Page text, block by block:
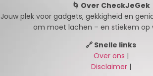
🌀 Over CheckJeGek
Jouw plek voor gadgets, gekkigheid en
om moet lachen – en stiekem op
🔗 Snelle links
Over ons |
Disclaimer|